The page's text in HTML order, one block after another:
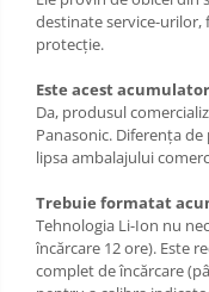
destinate service-
protecție.
Este acest
Da, produsul
Panasonic. Diferența
lipsa ambalajului
Trebuie formatat
Tehnologia Li-Ion nu
încărcare 12 ore). Este
complet de încărcare